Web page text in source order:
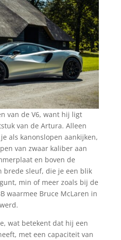
van de V6, want hij ligt
van de Artura. Alleen
als kanonslopen aankijken,
van zwaar kaliber aan
en boven de
brede sleuf, die je een blik
min of meer zoals bij de
waarmee Bruce McLaren in
wat betekent dat hij een
met een capaciteit van